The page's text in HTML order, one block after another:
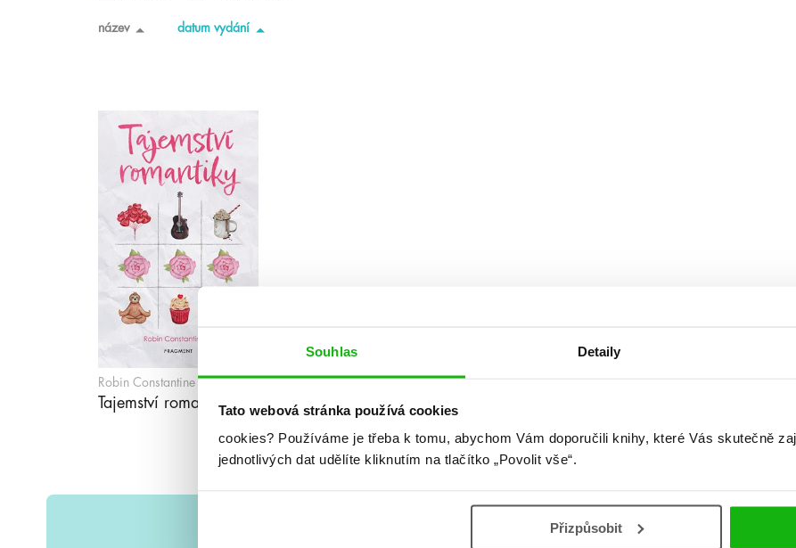
Souhlas Detaily
Tato webová stránka používá cookies
cookies? Používáme je třeba k tomu, abychom Vám doporučili knihy, které Vás skutečně
jednotlivých dat udělíte kliknutím na tlačítko „Povolit vše“.
Přizpůsobit
název datum vydání
Robin Constantine
Tajemství romantiky